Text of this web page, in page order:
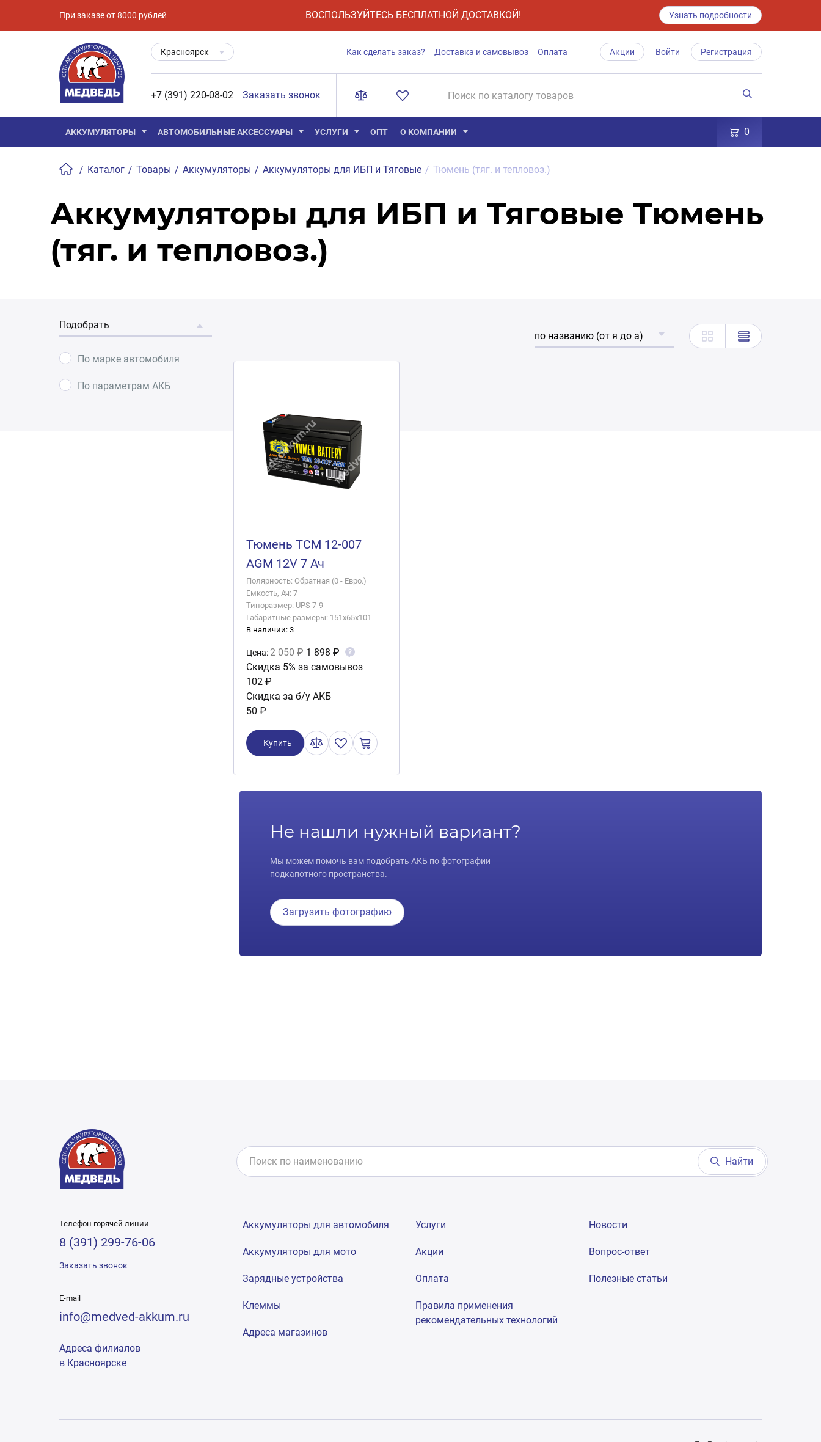
При заказе от 8000 рублей ВОСПОЛЬЗУЙТЕСЬ БЕСПЛАТНОЙ ДОСТАВКОЙ! Узнать подробности
Красноярск Как сделать заказ? Доставка и самовывоз Оплата Акции Войти Регистрация
+7 (391) 220-08-02 Заказать звонок
АККУМУЛЯТОРЫ АВТОМОБИЛЬНЫЕ АКСЕССУАРЫ УСЛУГИ ОПТ О КОМПАНИИ 0
/ Каталог / Товары / Аккумуляторы / Аккумуляторы для ИБП и Тяговые / Тюмень (тяг. и тепловоз.)
Аккумуляторы для ИБП и Тяговые Тюмень
(тяг. и тепловоз.)
Подобрать
По марке автомобиля
По параметрам АКБ
по названию (от я до а)
Тюмень ТСМ 12-007
AGM 12V 7 Ач
Полярность: Обратная (0 - Евро.)
Емкость, Ач: 7
Типоразмер: UPS 7-9
Габаритные размеры: 151x65x101
В наличии: 3
Цена:2 050 ₽ 1 898 ₽ ?
Скидка 5% за самовывоз
102 ₽
Скидка за б/у АКБ
50 ₽
Купить
Не нашли нужный вариант?
Мы можем помочь вам подобрать АКБ по фотографии
подкапотного пространства.
Загрузить фотографию
Найти
Телефон горячей линии
8 (391) 299-76-06
Заказать звонок
E-mail
info@medved-akkum.ru
Адреса филиалов
в Красноярске
Аккумуляторы для автомобиля
Аккумуляторы для мото
Зарядные устройства
Клеммы
Адреса магазинов
Услуги
Акции
Оплата
Правила применения
рекомендательных технологий
Новости
Вопрос-ответ
Полезные статьи